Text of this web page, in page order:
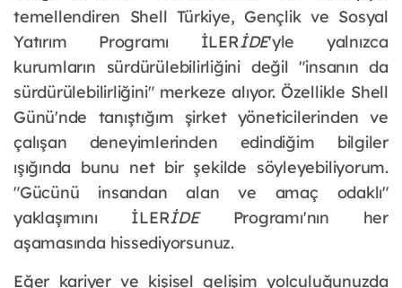
temellendiren Shell Türkiye, Gençlik ve Sosyal
Yatırım Programı İLERİDE'yle yalnızca
kurumların sürdürülebilirliğini değil "insanın da
sürdürülebilirliğini" merkeze alıyor. Özellikle Shell
Günü'nde tanıştığım şirket yöneticilerinden ve
çalışan deneyimlerinden edindiğim bilgiler
ışığında bunu net bir şekilde söyleyebiliyorum.
"Gücünü insandan alan ve amaç odaklı"
yaklaşımını İLERİDE Programı'nın her
aşamasında hissediyorsunuz.
Eğer kariyer ve kişisel gelişim yolculuğunuzda